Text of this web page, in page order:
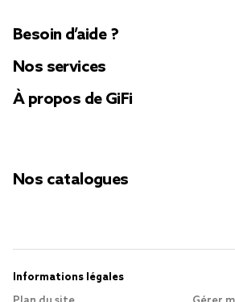
Besoin d’aide ?
Nos services
À propos de GiFi
Nos catalogues
Informations légales